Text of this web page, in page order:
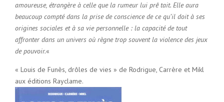
amoureuse, étrangère à celle que la rumeur lui prê tait. Elle aura
beaucoup compté dans la prise de conscience de ce qu’il doit à ses
origines sociales et à sa vie personnelle : la capacité de tout
affronter dans un univers où règne trop souvent la violence des jeux
de pouvoir.«
« Louis de Funès, drôles de vies » de Rodrigue, Carrère et Mikl
aux éditions Rayclame.